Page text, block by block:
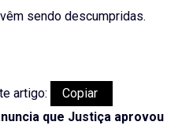
sendo descumpridas.
artigo:
Copiar
que Justiça aprovou